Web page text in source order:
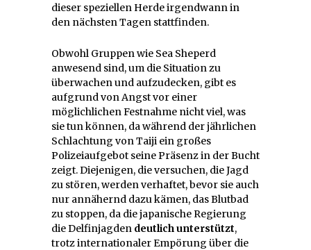
dieser speziellen Herde irgendwann in
den nächsten Tagen stattfinden.
Obwohl Gruppen wie Sea Sheperd
anwesend sind, um die Situation zu
überwachen und aufzudecken, gibt es
aufgrund von Angst vor einer
möglichlichen Festnahme nicht viel, was
sie tun können, da während der jährlichen
Schlachtung von Taiji ein großes
Polizeiaufgebot seine Präsenz in der Bucht
zeigt. Diejenigen, die versuchen, die Jagd
zu stören, werden verhaftet, bevor sie auch
nur annähernd dazu kämen, das Blutbad
zu stoppen, da die japanische Regierung
die Delfinjagden deutlich unterstützt,
trotz internationaler Empörung über die